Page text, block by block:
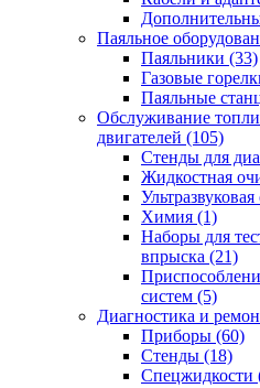
Паяльное
Паяльники (33)
Газовые
Паяльные
Обслуживание
двигателей (105)
Стенды для
Жидкостная
Ультразвуковая
Химия (1)
Наборы для
впрыска (21)
систем (5)
Диагностика и
Приборы (60)
Стенды (18)
Спецжидкости